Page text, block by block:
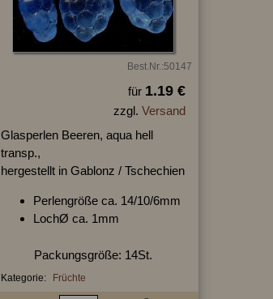
Best.Nr.:50147
für 1.19 €
zzgl. Versand
Glasperlen Beeren, aqua hell
transp.,
hergestellt in Gablonz / Tschechien
Perlengröße ca. 14/10/6mm
LochØ ca. 1mm
Packungsgröße: 14St.
Kategorie: Früchte